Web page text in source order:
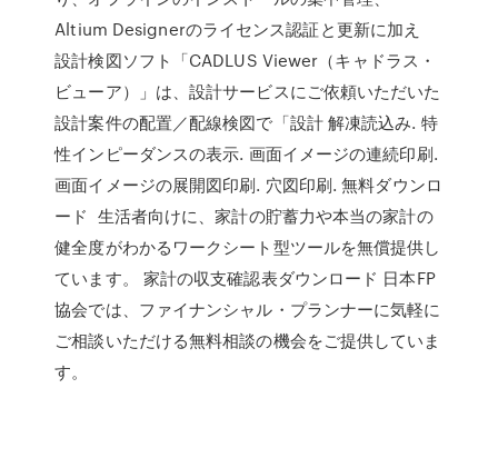
Altium Designerのライセンス認証と更新に加え
設計検図ソフト「CADLUS Viewer（キャドラス・
ビューア）」は、設計サービスにご依頼いただいた
設計案件の配置／配線検図で「設計 解凍読込み. 特
性インピーダンスの表示. 画面イメージの連続印刷.
画面イメージの展開図印刷. 穴図印刷. 無料ダウンロ
ード 生活者向けに、家計の貯蓄力や本当の家計の
健全度がわかるワークシート型ツールを無償提供し
ています。 家計の収支確認表ダウンロード 日本FP
協会では、ファイナンシャル・プランナーに気軽に
ご相談いただける無料相談の機会をご提供していま
す。